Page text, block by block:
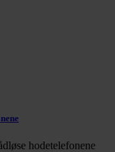
hodetelefonene